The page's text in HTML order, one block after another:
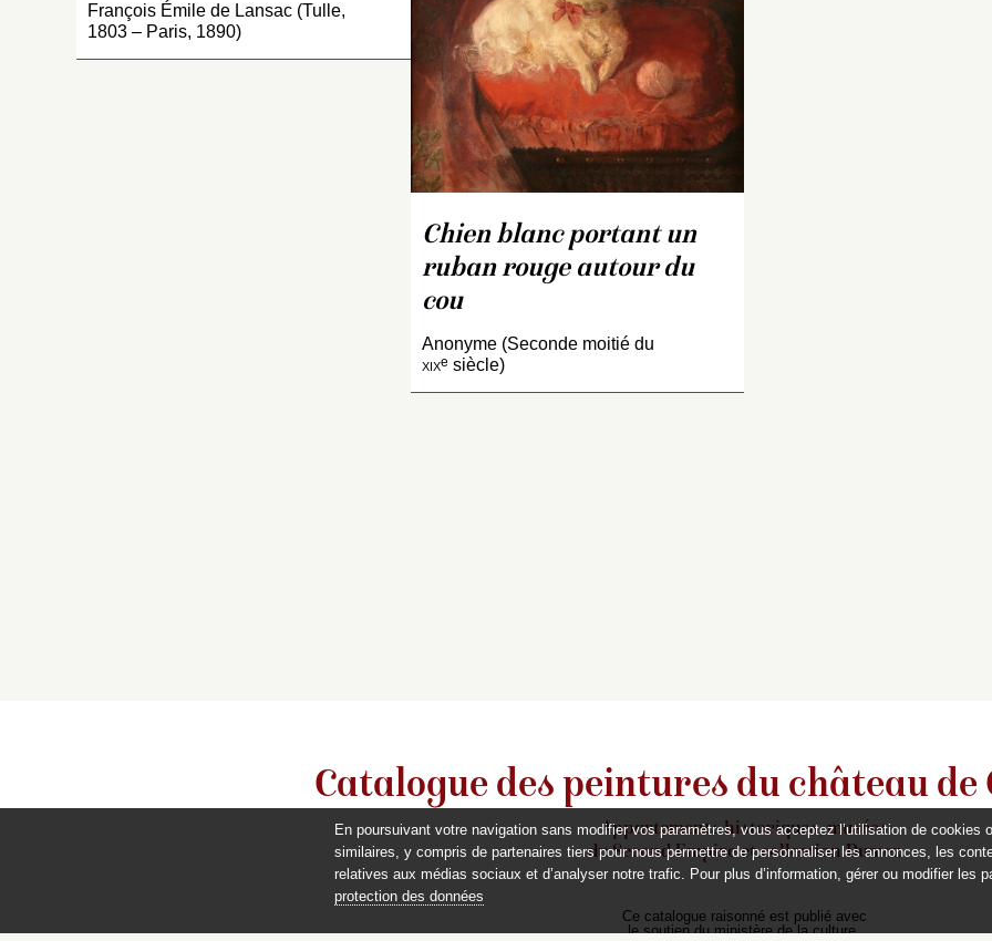
François Émile de Lansac (Tulle,
1803 – Paris, 1890)
Chien blanc portant un
ruban rouge autour du
cou
Anonyme (Seconde moitié du
xixe siècle)
Catalogue des peintures du château de
Appartements historiques, musées
du Second Empire et collection Dumez
Ce catalogue raisonné est publié avec
le soutien du ministère de la culture,
En poursuivant votre navigation sans modifier vos paramètres, vous acceptez l’utilisation de cookies
similaires, y compris de partenaires tiers pour nous permettre de personnaliser les annonces, les
relatives aux médias sociaux et d’analyser notre trafic. Pour plus d’information, gérer ou modifier les
protection des données